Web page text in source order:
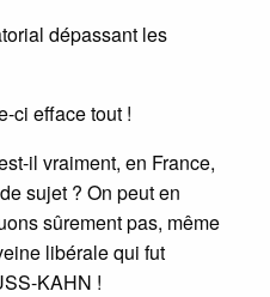
dépassant les
ci efface tout !
il vraiment, en France,
sujet ? On peut en
sûrement pas, même
libérale qui fut
KAHN !